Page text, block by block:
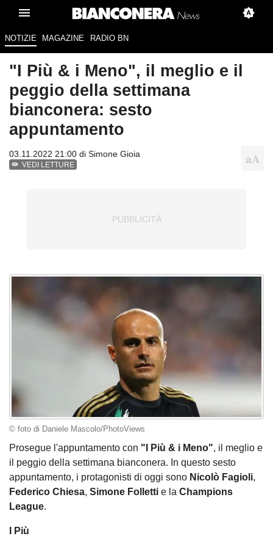
NOTIZIE MAGAZINE RADIO BN
"I Più & i Meno", il meglio e il
peggio della settimana
bianconera: sesto
appuntamento
03.11.2022 21:00 di Simone Gioia
VEDI LETTURE
© foto di Daniele Mascolo/PhotoViews
Prosegue l'appuntamento con "I Più & i Meno", il meglio e
il peggio della settimana bianconera. In questo sesto
appuntamento, i protagonisti di oggi sono Nicolò Fagioli,
Federico Chiesa, Simone Folletti e la Champions
League.
I Più